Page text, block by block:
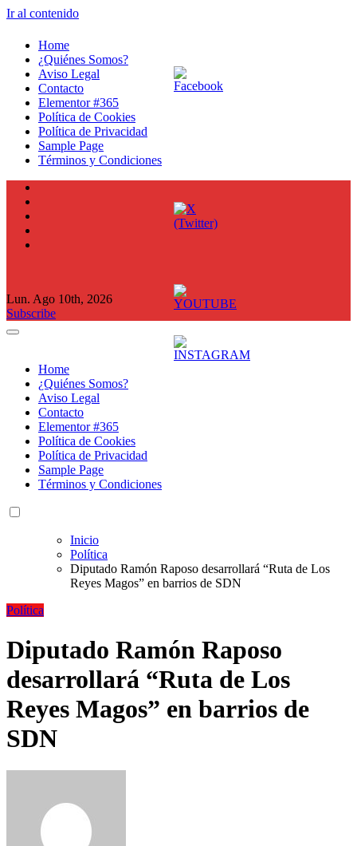
Ir al contenido
Home
¿Quiénes Somos?
Aviso Legal
Contacto
Elementor #365
Política de Cookies
Política de Privacidad
Sample Page
Términos y Condiciones
Lun. Ago 10th, 2026
Subscribe
Home
¿Quiénes Somos?
Aviso Legal
Contacto
Elementor #365
Política de Cookies
Política de Privacidad
Sample Page
Términos y Condiciones
Inicio
Política
Diputado Ramón Raposo desarrollará “Ruta de Los
Reyes Magos” en barrios de SDN
Política
Diputado Ramón Raposo
desarrollará “Ruta de Los
Reyes Magos” en barrios de
SDN